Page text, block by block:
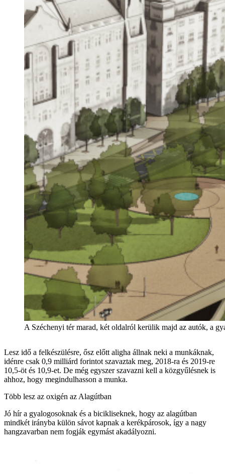
A Széchenyi tér marad, két oldalról kerülik majd az autók, a
Lesz idő a felkészülésre, ősz előtt aligha állnak neki a munkáknak,
idénre csak 0,9 milliárd forintot szavaztak meg, 2018-ra és 2019-re
10,5-öt és 10,9-et. De még egyszer szavazni kell a közgyűlésnek is
ahhoz, hogy megindulhasson a munka.
Több lesz az oxigén az Alagútban
Jó hír a gyalogosoknak és a bicikliseknek, hogy az alagútban
mindkét irányba külön sávot kapnak a kerékpárosok, így a nagy
hangzavarban nem fogják egymást akadályozni.